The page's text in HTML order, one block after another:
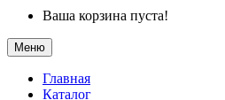
Ваша корзина пуста!
Меню
Главная
Каталог